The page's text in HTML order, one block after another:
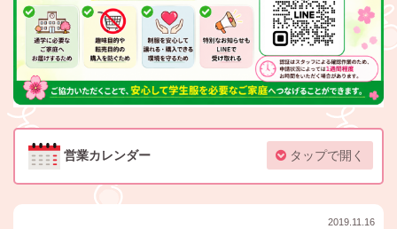
営業カレンダー タップで開く
2019.11.16